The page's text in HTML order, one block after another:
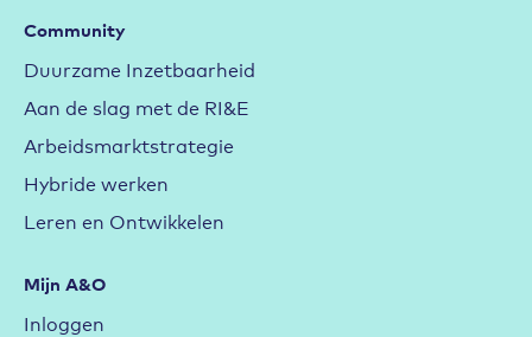
Community
Duurzame Inzetbaarheid
Aan de slag met de RI&E
Arbeidsmarktstrategie
Hybride werken
Leren en Ontwikkelen
Mijn A&O
Inloggen